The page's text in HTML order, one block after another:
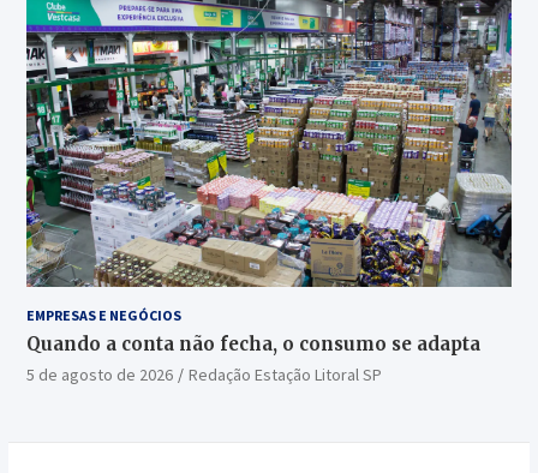
EMPRESAS E NEGÓCIOS
Quando a conta não fecha, o consumo se adapta
5 de agosto de 2026 Redação Estação Litoral SP